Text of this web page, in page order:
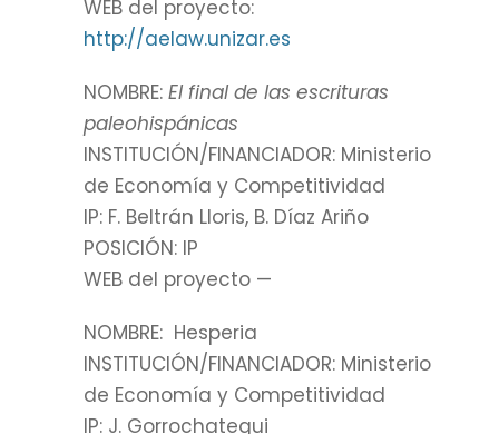
WEB del proyecto:
http://aelaw.unizar.es
NOMBRE: El final de las escrituras
paleohispánicas
INSTITUCIÓN/FINANCIADOR: Ministerio
de Economía y Competitividad
IP: F. Beltrán Lloris, B. Díaz Ariño
POSICIÓN: IP
WEB del proyecto —
NOMBRE: Hesperia
INSTITUCIÓN/FINANCIADOR: Ministerio
de Economía y Competitividad
IP: J. Gorrochategui